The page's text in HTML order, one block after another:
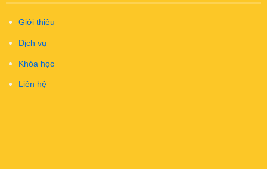
Giới thiệu
Dịch vụ
Khóa học
Liên hệ